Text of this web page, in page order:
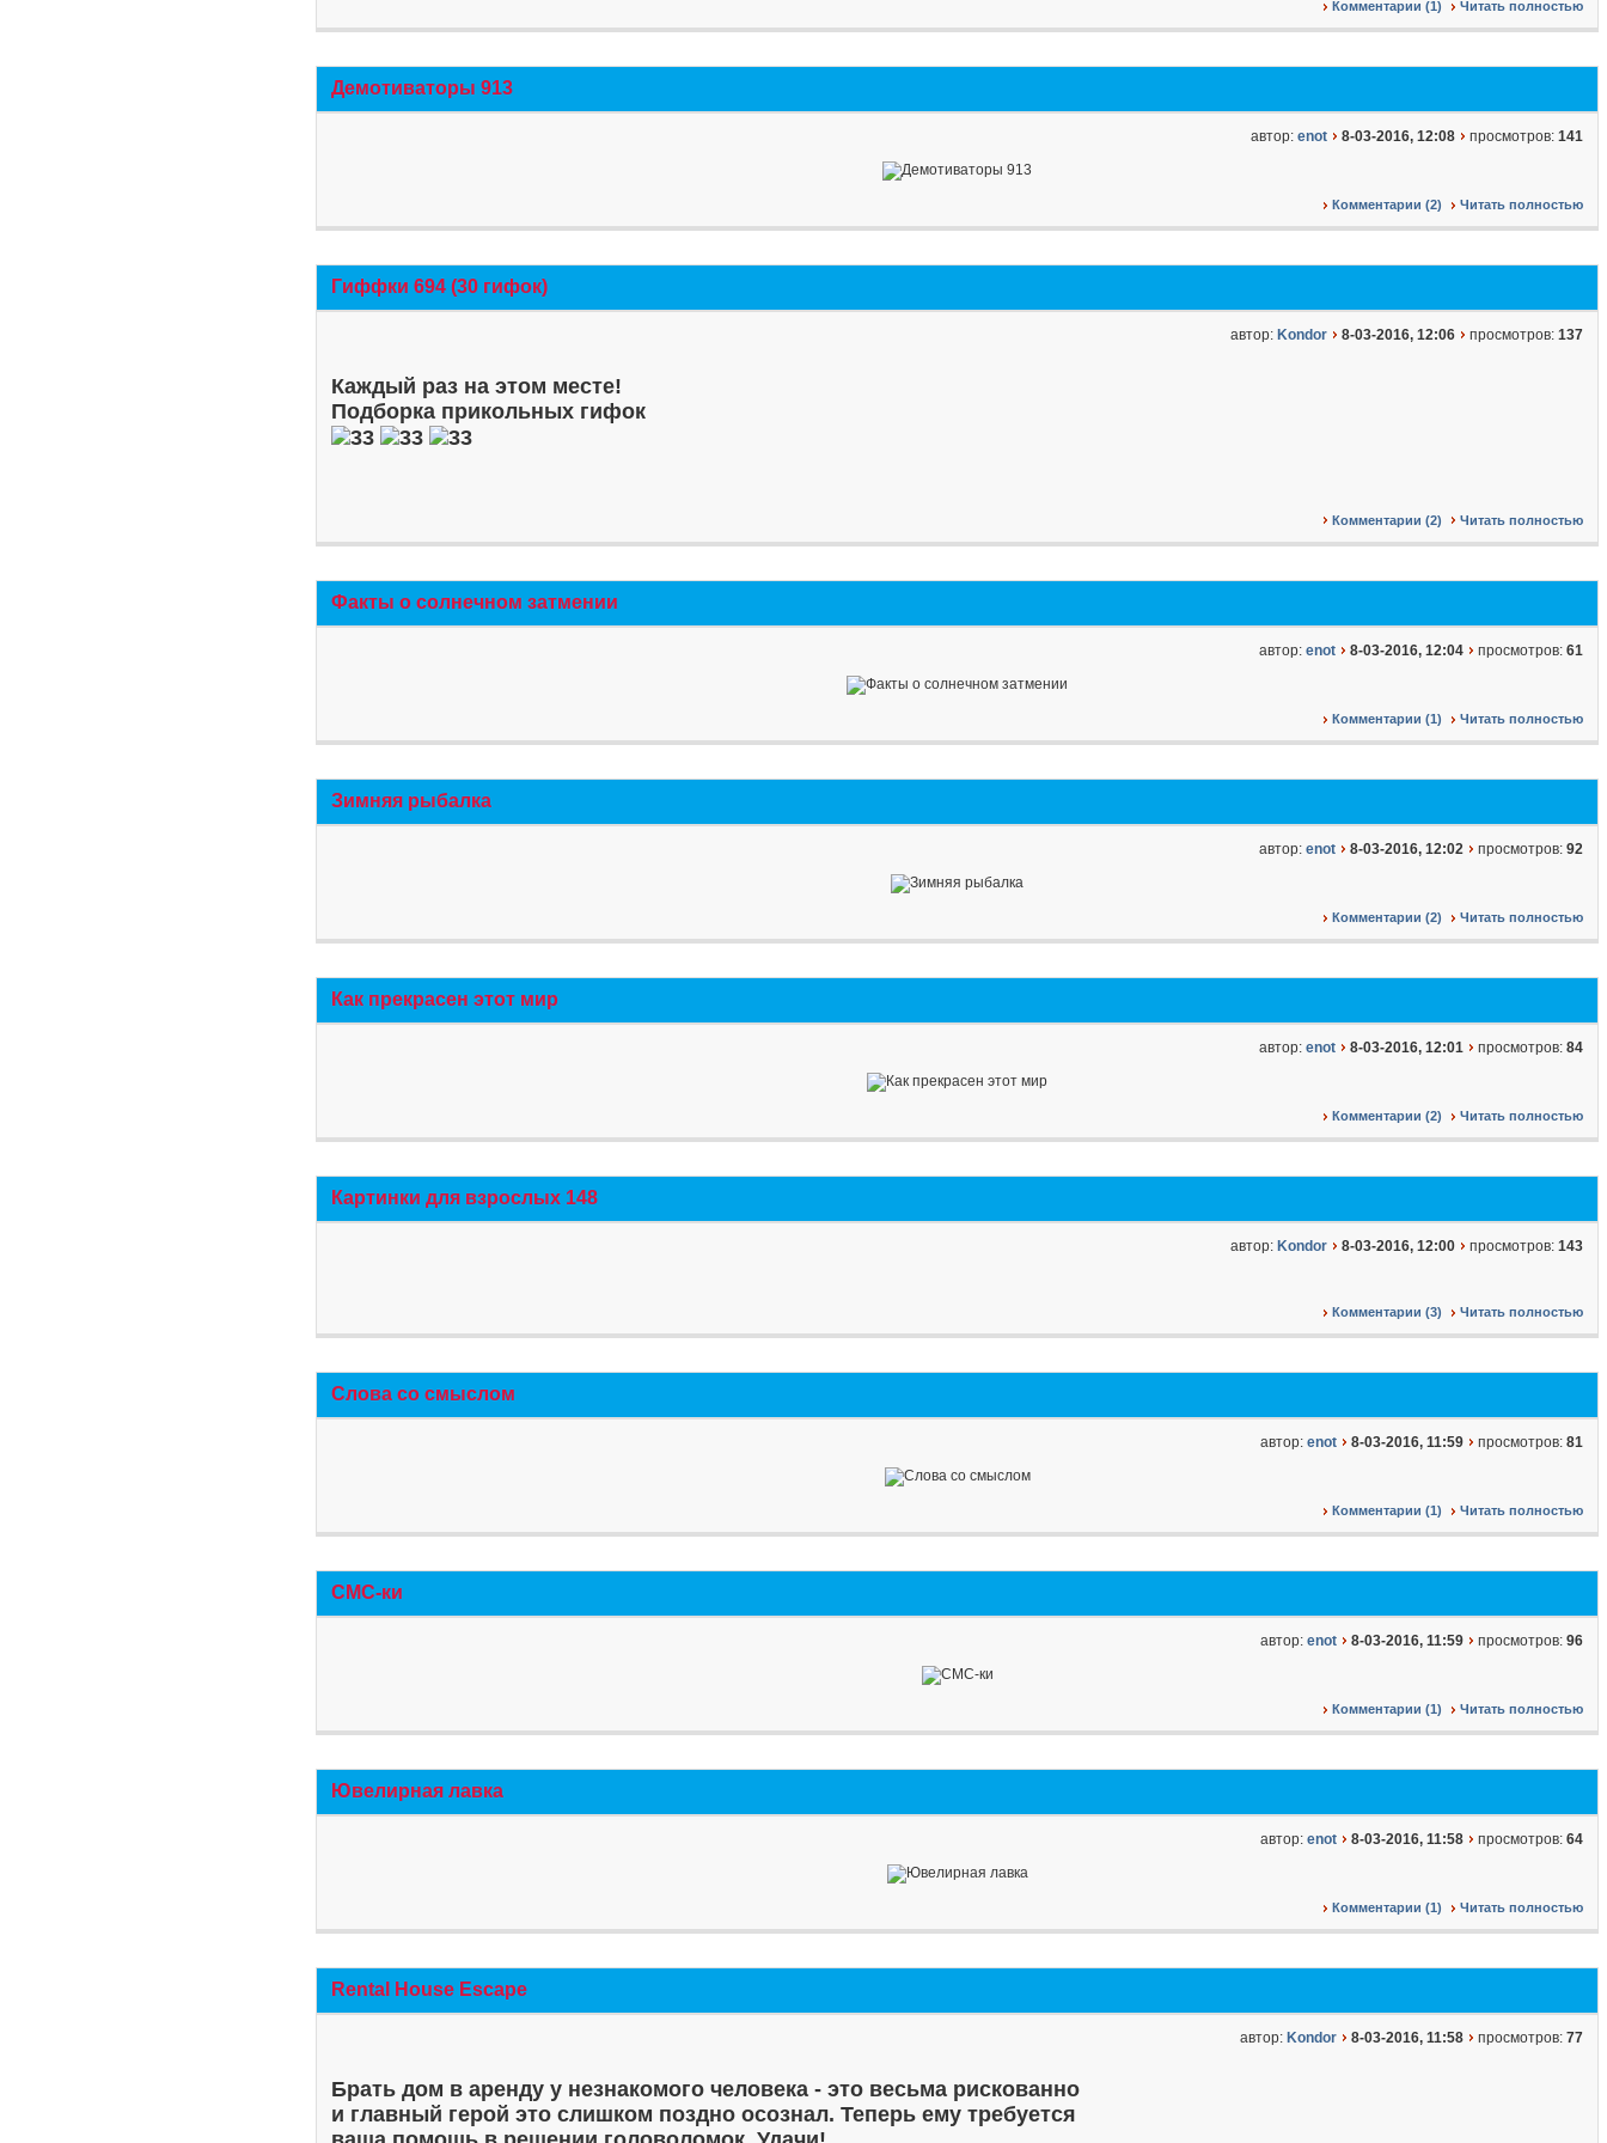
Комментарии (1) Читать полностью
Демотиваторы 913
автор: enot 8-03-2016, 12:08 просмотров: 141
Комментарии (2) Читать полностью
Гиффки 694 (30 гифок)
автор: Kondor 8-03-2016, 12:06 просмотров: 137
Каждый раз на этом месте!
Подборка прикольных гифок
Комментарии (2) Читать полностью
Факты о солнечном затмении
автор: enot 8-03-2016, 12:04 просмотров: 61
Комментарии (1) Читать полностью
Зимняя рыбалка
автор: enot 8-03-2016, 12:02 просмотров: 92
Комментарии (2) Читать полностью
Как прекрасен этот мир
автор: enot 8-03-2016, 12:01 просмотров: 84
Комментарии (2) Читать полностью
Картинки для взрослых 148
автор: Kondor 8-03-2016, 12:00 просмотров: 143
Комментарии (3) Читать полностью
Слова со смыслом
автор: enot 8-03-2016, 11:59 просмотров: 81
Комментарии (1) Читать полностью
СМС-ки
автор: enot 8-03-2016, 11:59 просмотров: 96
Комментарии (1) Читать полностью
Ювелирная лавка
автор: enot 8-03-2016, 11:58 просмотров: 64
Комментарии (1) Читать полностью
Rental House Escape
автор: Kondor 8-03-2016, 11:58 просмотров: 77
Брать дом в аренду у незнакомого человека - это весьма рискованно
и главный герой это слишком поздно осознал. Теперь ему требуется